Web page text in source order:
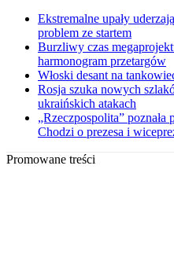
Ekstremalne upały
problem ze startem
Burzliwy czas
harmonogram przetargów
Włoski desant na
Rosja szuka nowych
ukraińskich atakach
„Rzeczpospolita”
Chodzi o prezesa i
Promowane treści